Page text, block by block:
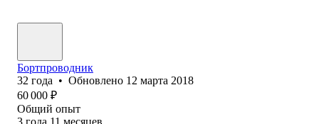
Бортпроводник
32 года • Обновлено 12 марта 2018
60 000 ₽
Общий опыт
3 года 11 месяцев